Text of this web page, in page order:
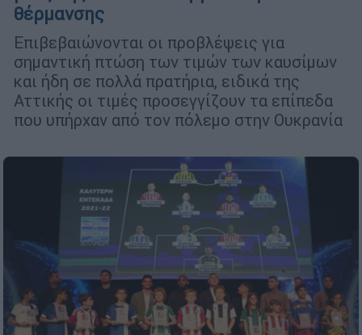
θέρμανσης
Επιβεβαιώνονται οι προβλέψεις για
σημαντική πτώση των τιμών των καυσίμων
και ήδη σε πολλά πρατήρια, ειδικά της
Αττικής οι τιμές προσεγγίζουν τα επίπεδα
που υπήρχαν από τον πόλεμο στην Ουκρανία